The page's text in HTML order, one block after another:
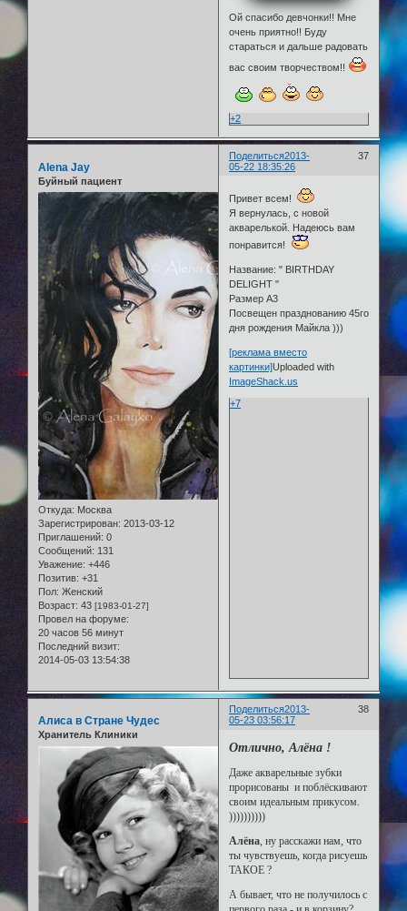
Ой спасибо девчонки!! Мне
очень приятно!! Буду
стараться и дальше радовать
вас своим творчеством!!
+2
Поделиться 37
2013-
05-22 18:35:26
Alena Jay
Буйный пациент
Откуда: Москва
Зарегистрирован: 2013-03-12
Приглашений: 0
Сообщений: 131
Уважение: +446
Позитив: +31
Пол: Женский
Возраст: 43 [1983-01-27]
Провел на форуме:
20 часов 56 минут
Последний визит:
2014-05-03 13:54:38
Привет всем!
Я вернулась, с новой
акварелькой. Надеюсь вам
понравится!
Название: " BIRTHDAY
DELIGHT "
Размер А3
Посвещен празднованию 45го
дня рождения Майкла )))
[реклама вместо
картинки]Uploaded with
ImageShack.us
+7
Поделиться 38
2013-
05-23 03:56:17
Алиса в Стране Чудес
Хранитель Клиники
Отлично, Алёна !
Даже акварельные зубки
прорисованы и поблёскивают
своим идеальным прикусом.
))))))))))
Алёна , ну расскажи нам, что
ты чувствуешь, когда рисуешь
ТАКОЕ ?
А бывает, что не получилось с